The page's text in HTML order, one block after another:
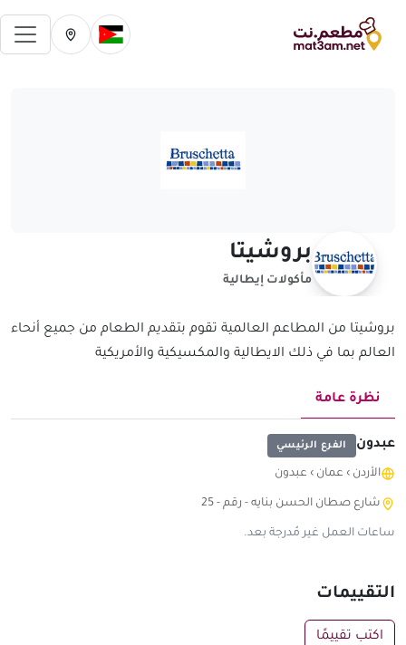
تغيير الدولة الحالية
تغيير المدينة
بروشيتا
مأكولات إيطالية
بروشيتا من المطاعم العالمية تقوم بتقديم الطعام من جميع أنحاء
العالم بما في ذلك الايطالية والمكسيكية والأمريكية
نظرة عامة
عبدون الفرع الرئيسي
الأردن › عمان › عبدون
شارع صطان الحسن بنايه - رقم - 25
ساعات العمل غير مُدرجة بعد.
التقييمات
اكتب تقييمًا